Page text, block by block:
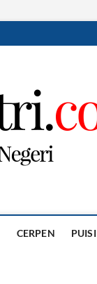
CERPEN PUISI